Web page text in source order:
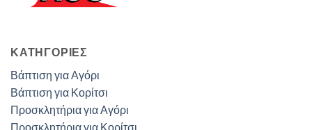
ΚΑΤΗΓΟΡΊΕΣ
Βάπτιση για Αγόρι
Βάπτιση για Κορίτσι
Προσκλητήρια για Αγόρι
Προσκλητήρια για Κορίτσι